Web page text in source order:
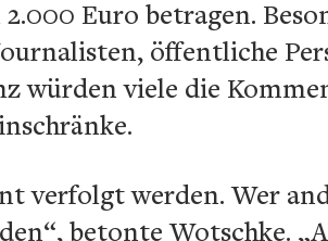
Euro betragen.
öffentliche
würden viele die
verfolgt werden. Wer
betonte Wotschke.